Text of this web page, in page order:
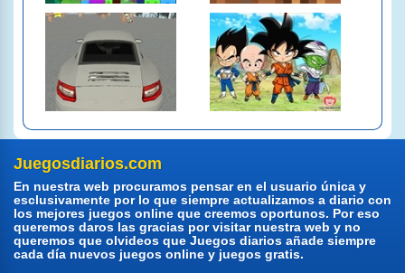
Juegosdiarios.com
En nuestra web procuramos pensar en el usuario única y
esclusivamente por lo que siempre actualizamos a diario con
los mejores juegos online que creemos oportunos. Por eso
queremos daros las gracias por visitar nuestra web y no
queremos que olvideos que Juegos diarios añade siempre
cada día nuevos juegos online y juegos gratis.